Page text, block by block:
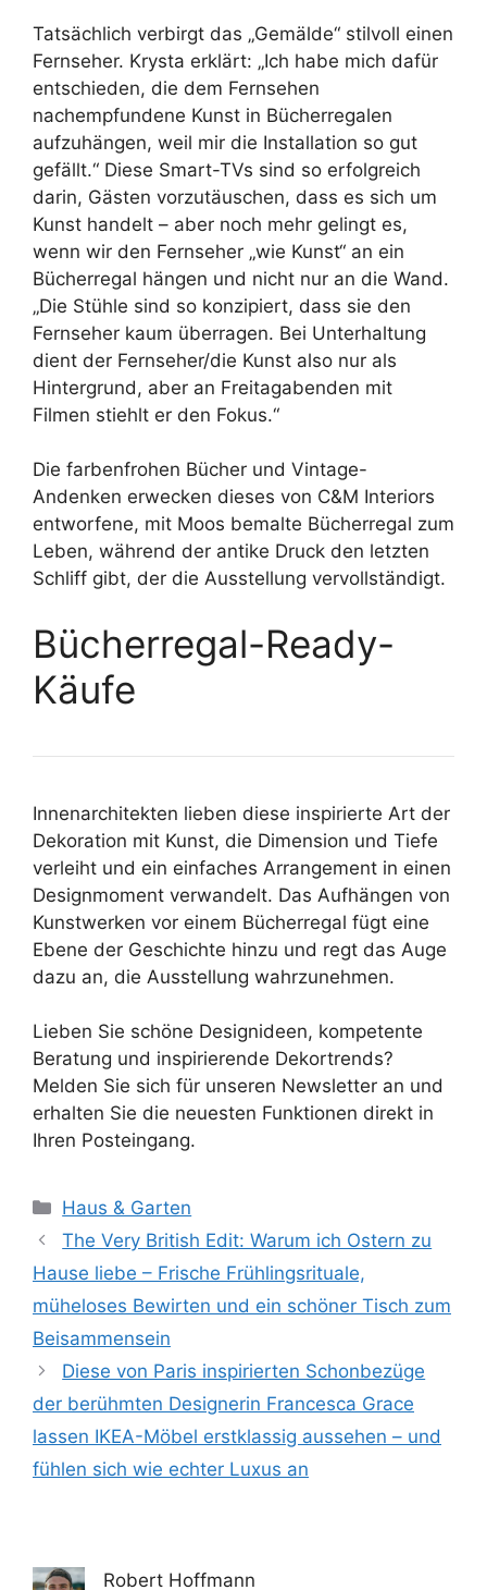
Tatsächlich verbirgt das „Gemälde“ stilvoll einen
Fernseher. Krysta erklärt: „Ich habe mich dafür
entschieden, die dem Fernsehen
nachempfundene Kunst in Bücherregalen
aufzuhängen, weil mir die Installation so gut
gefällt.“ Diese Smart-TVs sind so erfolgreich
darin, Gästen vorzutäuschen, dass es sich um
Kunst handelt – aber noch mehr gelingt es,
wenn wir den Fernseher „wie Kunst“ an ein
Bücherregal hängen und nicht nur an die Wand.
„Die Stühle sind so konzipiert, dass sie den
Fernseher kaum überragen. Bei Unterhaltung
dient der Fernseher/die Kunst also nur als
Hintergrund, aber an Freitagabenden mit
Filmen stiehlt er den Fokus.“
Die farbenfrohen Bücher und Vintage-
Andenken erwecken dieses von C&M Interiors
entworfene, mit Moos bemalte Bücherregal zum
Leben, während der antike Druck den letzten
Schliff gibt, der die Ausstellung vervollständigt.
Bücherregal-Ready-
Käufe
Innenarchitekten lieben diese inspirierte Art der
Dekoration mit Kunst, die Dimension und Tiefe
verleiht und ein einfaches Arrangement in einen
Designmoment verwandelt. Das Aufhängen von
Kunstwerken vor einem Bücherregal fügt eine
Ebene der Geschichte hinzu und regt das Auge
dazu an, die Ausstellung wahrzunehmen.
Lieben Sie schöne Designideen, kompetente
Beratung und inspirierende Dekortrends?
Melden Sie sich für unseren Newsletter an und
erhalten Sie die neuesten Funktionen direkt in
Ihren Posteingang.
Kategorien
Haus & Garten
The Very British Edit: Warum ich Ostern zu
Hause liebe – Frische Frühlingsrituale,
müheloses Bewirten und ein schöner Tisch zum
Beisammensein
Diese von Paris inspirierten Schonbezüge
der berühmten Designerin Francesca Grace
lassen IKEA-Möbel erstklassig aussehen – und
fühlen sich wie echter Luxus an
Robert Hoffmann